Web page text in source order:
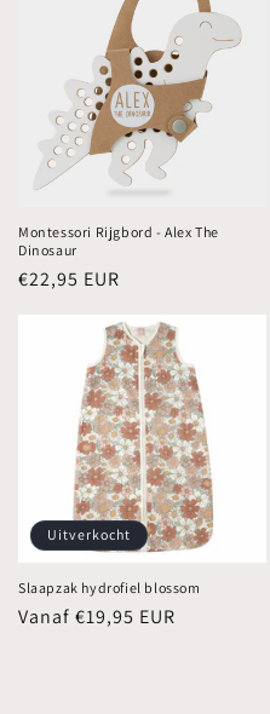
Montessori Rijgbord - Alex The
Dinosaur
Normale
€22,95 EUR
Uitverkocht
Slaapzak hydrofiel blossom
Normale
Vanaf €19,95 EUR